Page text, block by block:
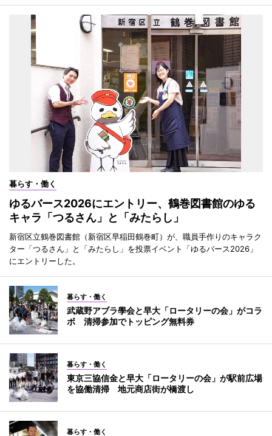
暮らす・働く
ゆるバース2026にエントリー、鶴巻図書館のゆる
キャラ「つるさん」と「みたらし」
新宿区立鶴巻図書館（新宿区早稲田鶴巻町）が、職員手作りのキャラク
ター「つるさん」と「みたらし」を投票イベント「ゆるバース2026」
にエントリーした。
暮らす・働く
武蔵野アブラ學会と早大「ロータリーの会」がコラ
ボ 清掃参加でトッピング無料券
暮らす・働く
東京三協信金と早大「ロータリーの会」が駅前広場
を協働清掃 地元商店街が橋渡し
暮らす・働く